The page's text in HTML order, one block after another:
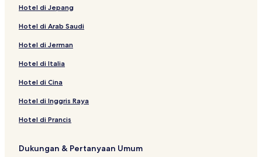
Hotel di Jepang
Hotel di Arab Saudi
Hotel di Jerman
Hotel di Italia
Hotel di Cina
Hotel di Inggris Raya
Hotel di Prancis
Dukungan & Pertanyaan Umum